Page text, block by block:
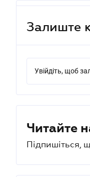
Залиште
Увійдіть, щоб
Читайте
Підпишіться,